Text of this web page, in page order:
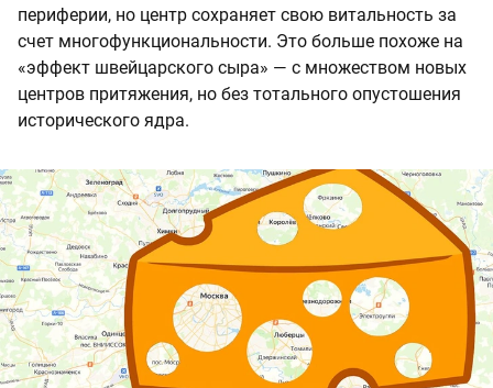
периферии, но центр сохраняет свою витальность за
счет многофункциональности. Это больше похоже на
«эффект швейцарского сыра» — с множеством новых
центров притяжения, но без тотального опустошения
исторического ядра.